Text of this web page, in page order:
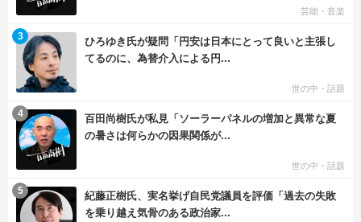
芸能・音楽
ひろゆき氏が疑問「円安は日本にとって良いと主張し
てるのに、為替介入による円...
世の中・話題
3
百田尚樹氏が私見「ソーラーパネルの増加と異常な夏
の暑さは何らかの因果関係が...
世の中・話題
4
紀藤正樹氏、実名挙げ自民党議員を評価「過去の失敗
を乗り越え気骨のある政治家...
5